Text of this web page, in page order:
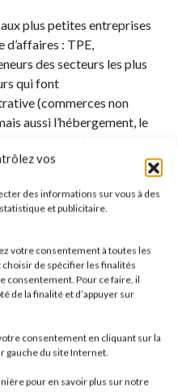
vos
des informations sur vous à des
et publicitaire.
votre consentement à toutes les
de spécifier les finalités
consentement. Pour ce faire, il
de la finalité et d’appuyer sur
consentement en cliquant sur la
gauche du site Internet.
pour en savoir plus sur notre
plus petites entreprises
: TPE,
des secteurs les plus
qui font
(commerces non
aussi l’hébergement, le
et sportives, l’événementiel
les indépendants qui
mars 2019 bénéficieront
de 1 500 € sur simple
un soutien
pour éviter la faillite au